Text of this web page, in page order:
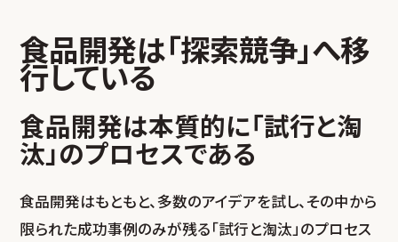
食品開発は「探索競争」へ移
行している
食品開発は本質的に「試行と淘
汰」のプロセスである
食品開発はもともと、多数のアイデアを試し、その中から
限られた成功事例のみが残る「試行と淘汰」のプロセス